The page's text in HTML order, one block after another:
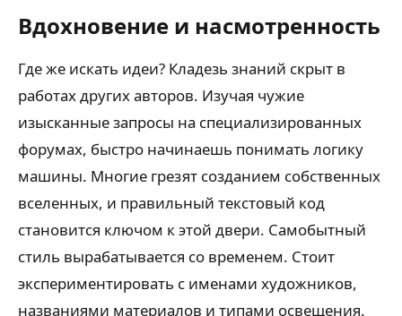
Вдохновение и насмотренность
Где же искать идеи? Кладезь знаний скрыт в
работах других авторов. Изучая чужие
изысканные запросы на специализированных
форумах, быстро начинаешь понимать логику
машины. Многие грезят созданием собственных
вселенных, и правильный текстовый код
становится ключом к этой двери. Самобытный
стиль вырабатывается со временем. Стоит
экспериментировать с именами художников,
названиями материалов и типами освещения.